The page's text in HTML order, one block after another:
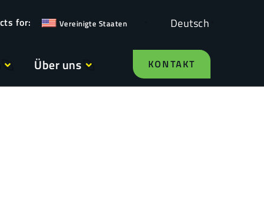
Vereinigte Staaten Deutsch
Über uns KONTAKT